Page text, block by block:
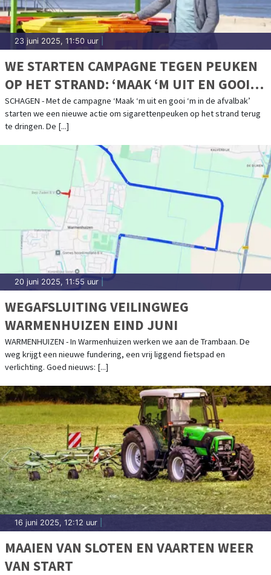
23 juni 2025, 11:50 uur
WE STARTEN CAMPAGNE TEGEN PEUKEN
OP HET STRAND: ‘MAAK ‘M UIT EN GOOI
‘M IN DE AFVALBAK’
SCHAGEN - Met de campagne ‘Maak ‘m uit en gooi ‘m in de afvalbak’
starten we een nieuwe actie om sigarettenpeuken op het strand terug
te dringen. De [...]
20 juni 2025, 11:55 uur
WEGAFSLUITING VEILINGWEG
WARMENHUIZEN EIND JUNI
WARMENHUIZEN - In Warmenhuizen werken we aan de Trambaan. De
weg krijgt een nieuwe fundering, een vrij liggend fietspad en
verlichting. Goed nieuws: [...]
16 juni 2025, 12:12 uur
MAAIEN VAN SLOTEN EN VAARTEN WEER
VAN START